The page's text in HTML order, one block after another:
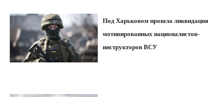
Под Харьковом прошла ликвидация
мотивированных националистов-
инструкторов ВСУ